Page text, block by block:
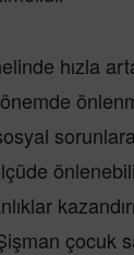
hızla
çocuk